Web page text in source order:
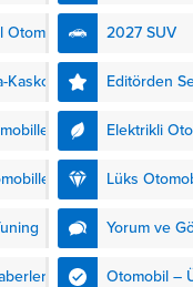
kendinden şarjlı hibrit
teknolojisiyle
DS Automobiles’in
Otomobiller 2027 SUV
Kasko Editörden
Elektrikli
Lüks
Yorum ve
Otomobil –